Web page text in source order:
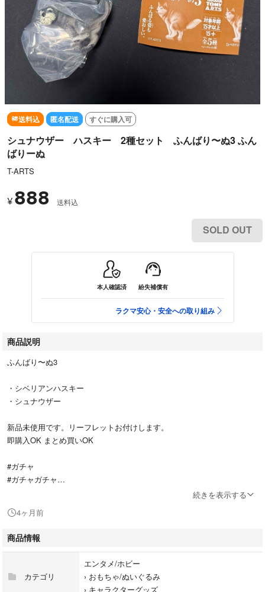
送料込 匿名配送 すぐに購入可
シュナウザー ハスキー 2種セット ふんばり〜ぬ3 ふん
ばりーぬ
T-ARTS
¥ 888 送料込
SOLD OUT
本人確認済 紛失補償有
ラクマ安心・安全への取り組み
商品説明
ふんばり〜ぬ3
・シベリアンハスキー
・シュナウザー
新品未使用です。リーフレットお付けします。
即購入OK まとめ買いOK
#ガチャ
#ガチャガチャ
#まとめ売り
#ペット
#犬
#おすわりーぬ
続きを表示する
4ヶ月前
商品情報
カテゴリ
エンタメ/ホビー
› おもちゃ/ぬいぐるみ
› キャラクターグッズ